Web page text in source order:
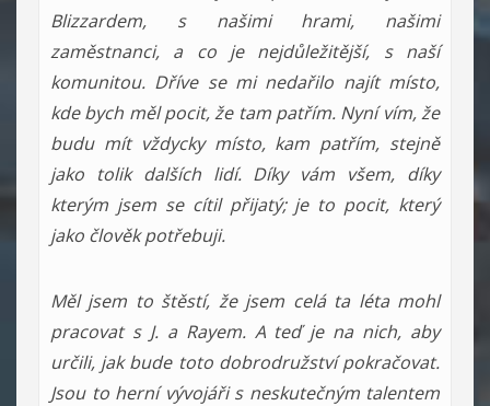
Blizzardem, s našimi hrami, našimi
zaměstnanci, a co je nejdůležitější, s naší
komunitou. Dříve se mi nedařilo najít místo,
kde bych měl pocit, že tam patřím. Nyní vím, že
budu mít vždycky místo, kam patřím, stejně
jako tolik dalších lidí. Díky vám všem, díky
kterým jsem se cítil přijatý; je to pocit, který
jako člověk potřebuji.
Měl jsem to štěstí, že jsem celá ta léta mohl
pracovat s J. a Rayem. A teď je na nich, aby
určili, jak bude toto dobrodružství pokračovat.
Jsou to herní vývojáři s neskutečným talentem